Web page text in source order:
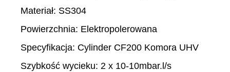
Materiał: SS304
Powierzchnia: Elektropolerowana
Specyfikacja: Cylinder CF200 Komora UHV
Szybkość wycieku: 2 x 10-10mbar.l/s